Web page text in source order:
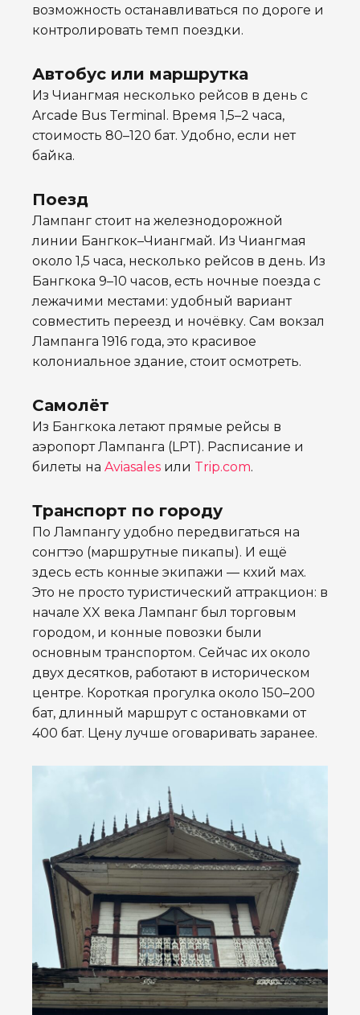
возможность останавливаться по дороге и
контролировать темп поездки.
Автобус или маршрутка
Из Чиангмая несколько рейсов в день с
Arcade Bus Terminal. Время 1,5–2 часа,
стоимость 80–120 бат. Удобно, если нет
байка.
Поезд
Лампанг стоит на железнодорожной
линии Бангкок–Чиангмай. Из Чиангмая
около 1,5 часа, несколько рейсов в день. Из
Бангкока 9–10 часов, есть ночные поезда с
лежачими местами: удобный вариант
совместить переезд и ночёвку. Сам вокзал
Лампанга 1916 года, это красивое
колониальное здание, стоит осмотреть.
Самолёт
Из Бангкока летают прямые рейсы в
аэропорт Лампанга (LPT). Расписание и
билеты на Aviasales или Trip.com.
Транспорт по городу
По Лампангу удобно передвигаться на
сонгтэо (маршрутные пикапы). И ещё
здесь есть конные экипажи — кхий мах.
Это не просто туристический аттракцион: в
начале XX века Лампанг был торговым
городом, и конные повозки были
основным транспортом. Сейчас их около
двух десятков, работают в историческом
центре. Короткая прогулка около 150–200
бат, длинный маршрут с остановками от
400 бат. Цену лучше оговаривать заранее.